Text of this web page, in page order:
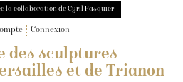
la collaboration de Cyril Pasquier
Connexion
des sculptures
et de Trianon